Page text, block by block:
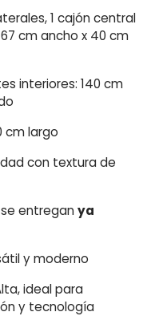
1 cajón central
cm ancho x 40 cm
interiores: 140 cm
cm largo
con textura de
entreganya
y moderno
ideal para
y tecnología